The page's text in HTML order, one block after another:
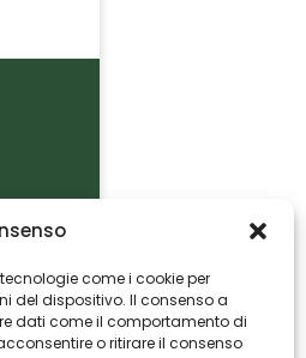
come i cookie per
del dispositivo. Il consenso a
dati come il comportamento di
o ritirare il consenso